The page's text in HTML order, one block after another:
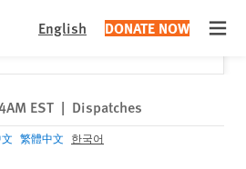
English DONATE NOW
this page in English?
EST | Dispatches
繁體中文 한국어